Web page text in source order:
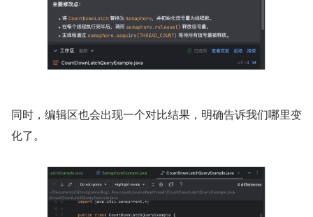
同时，编辑区也会出现一个对比结果，明确告诉我们哪里变
化了。